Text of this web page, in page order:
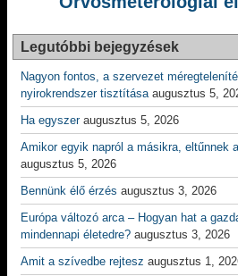
Legutóbbi bejegyzések
Nagyon fontos, a szervezet
nyirokrendszer tisztítása augusztus 5,
Ha egyszer augusztus 5, 2026
Amikor egyik napról a másikra, eltűnnek
augusztus 5, 2026
Bennünk élő érzés augusztus 3, 2026
Európa változó arca – Hogyan hat a
mindennapi életedre? augusztus 3, 2026
Amit a szívedbe rejtesz augusztus 1,